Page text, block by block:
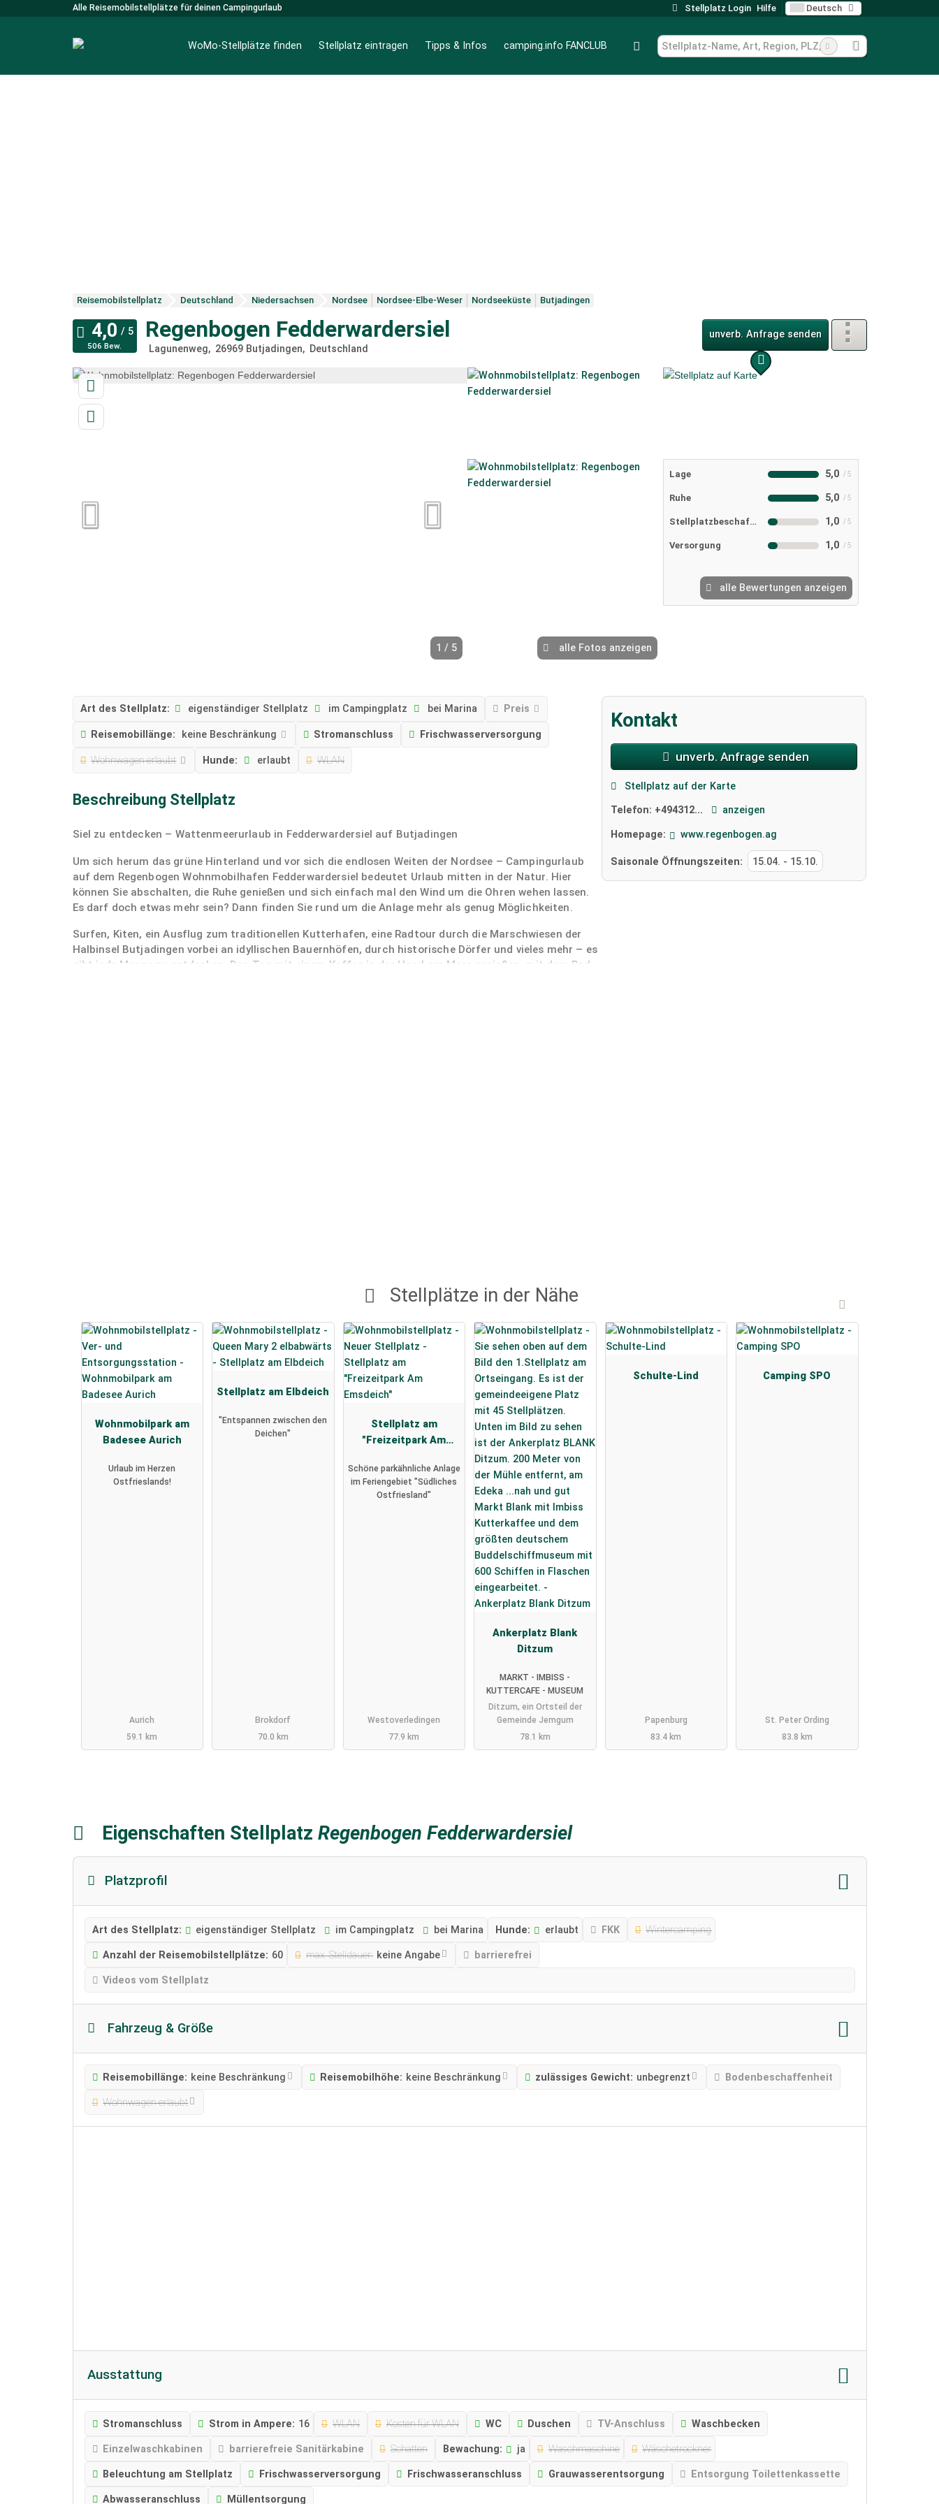
Alle Reisemobilstellplätze für deinen Campingurlaub Stellplatz Login Hilfe Deutsch
WoMo-Stellplätze finden Stellplatz eintragen Tipps & Infos camping.info FANCLUB
Reisemobilstellplatz Deutschland Niedersachsen Nordsee Nordsee-Elbe-Weser Nordseeküste Butjadingen
Regenbogen Fedderwardersiel
Lagunenweg 26969 Butjadingen Deutschland
unverb. Anfrage senden
506 Bew.
1 / 5 alle Fotos anzeigen
Lage 5,0
Ruhe 5,0
Stellplatzbeschaffenheit 1,0
Versorgung 1,0
alle Bewertungen anzeigen
Art des Stellplatz: eigenständiger Stellplatz im Campingplatz bei Marina Preis
Reisemobillänge: keine Beschränkung Stromanschluss Frischwasserversorgung
Wohnwagen erlaubt Hunde: erlaubt WLAN
Beschreibung Stellplatz
Siel zu entdecken – Wattenmeerurlaub in Fedderwardersiel auf Butjadingen
Um sich herum das grüne Hinterland und vor sich die endlosen Weiten der Nordsee – Campingurlaub
auf dem Regenbogen Wohnmobilhafen Fedderwardersiel bedeutet Urlaub mitten in der Natur. Hier
können Sie abschalten, die Ruhe genießen und sich einfach mal den Wind um die Ohren wehen lassen.
Es darf doch etwas mehr sein? Dann finden Sie rund um die Anlage mehr als genug Möglichkeiten.
Surfen, Kiten, ein Ausflug zum traditionellen Kutterhafen, eine Radtour durch die Marschwiesen der
Halbinsel Butjadingen vorbei an idyllischen Bauernhöfen, durch historische Dörfer und vieles mehr – es
gibt jede Menge zu entdecken. Den Tag mit einem Kaffee in der Hand am Meer genießen, mit dem Rad
Kontakt
unverb. Anfrage senden
Stellplatz auf der Karte
Telefon: +494312... anzeigen
Homepage: www.regenbogen.ag
Saisonale Öffnungszeiten: 15.04. - 15.10.
Stellplätze in der Nähe
Wohnmobilpark am
Badesee Aurich
Urlaub im Herzen
Ostfrieslands!
Aurich
59.1 km
Stellplatz am Elbdeich
"Entspannen zwischen den
Deichen"
Brokdorf
70.0 km
Stellplatz am
"Freizeitpark Am
Schöne parkähnliche Anlage
im Feriengebiet "Südliches
Ostfriesland"
Westoverledingen
77.9 km
Ankerplatz Blank
Ditzum
MARKT - IMBISS -
KUTTERCAFE - MUSEUM
Ditzum, ein Ortsteil der
Gemeinde Jemgum
78.1 km
Schulte-Lind
Papenburg
83.4 km
Camping SPO
St. Peter Ording
83.8 km
Eigenschaften StellplatzRegenbogen Fedderwardersiel
Platzprofil
Art des Stellplatz: eigenständiger Stellplatz im Campingplatz bei Marina Hunde: erlaubt FKK Wintercamping
Anzahl der Reisemobilstellplätze: 60 max. Stelldauer: keine Angabe barrierefrei
Videos vom Stellplatz
Fahrzeug & Größe
Reisemobillänge: keine Beschränkung Reisemobilhöhe: keine Beschränkung zulässiges Gewicht: unbegrenzt Bodenbeschaffenheit
Wohnwagen erlaubt
Ausstattung
Stromanschluss Strom in Ampere: 16 WLAN Kosten für WLAN WC Duschen TV-Anschluss Waschbecken
Einzelwaschkabinen barrierefreie Sanitärkabine Schatten Bewachung: ja Waschmaschine Wäschetrockner
Beleuchtung am Stellplatz Frischwasserversorgung Frischwasseranschluss Grauwasserentsorgung Entsorgung Toilettenkassette
Abwasseranschluss Müllentsorgung